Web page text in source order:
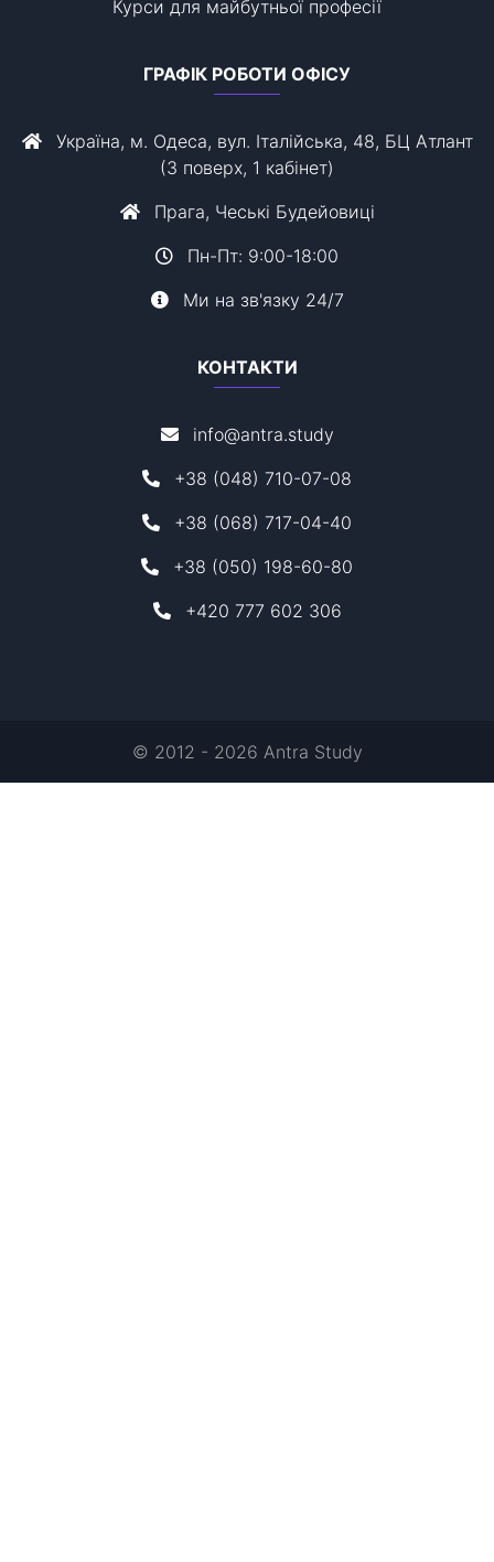
Курси для майбутньої професії
ГРАФІК РОБОТИ ОФІСУ
Україна, м. Одеса, вул. Італійська, 48, БЦ Атлант
(3 поверх, 1 кабінет)
Прага, Чеські Будейовиці
Пн-Пт: 9:00-18:00
Ми на зв'язку 24/7
КОНТАКТИ
info@antra.study
+38 (048) 710-07-08
+38 (068) 717-04-40
+38 (050) 198-60-80
+420 777 602 306
© 2012 - 2026 Antra Study